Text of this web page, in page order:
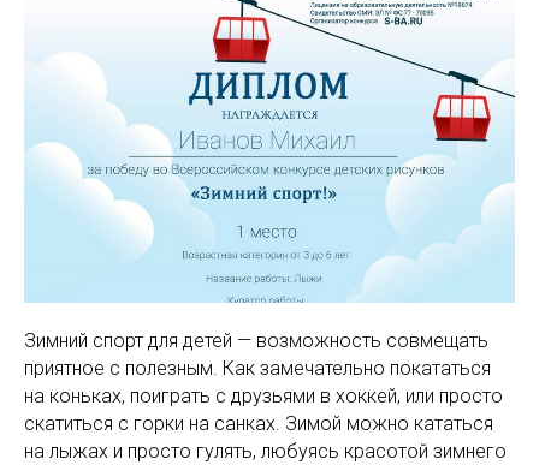
Зимний спорт для детей — возможность совмещать
приятное с полезным. Как замечательно покататься
на коньках, поиграть с друзьями в хоккей, или просто
скатиться с горки на санках. Зимой можно кататься
на лыжах и просто гулять, любуясь красотой зимнего